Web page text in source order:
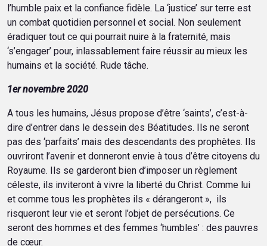
l’humble paix et la confiance fidèle. La ‘justice’ sur terre est
un combat quotidien personnel et social. Non seulement
éradiquer tout ce qui pourrait nuire à la fraternité, mais
‘s’engager’ pour, inlassablement faire réussir au mieux les
humains et la société. Rude tâche.
1er novembre 2020
A tous les humains, Jésus propose d’être ‘saints’, c’est-à-
dire d’entrer dans le dessein des Béatitudes. Ils ne seront
pas des ‘parfaits’ mais des descendants des prophètes. Ils
ouvriront l’avenir et donneront envie à tous d’être citoyens du
Royaume. Ils se garderont bien d’imposer un règlement
céleste, ils inviteront à vivre la liberté du Christ. Comme lui
et comme tous les prophètes ils « dérangeront », ils
risqueront leur vie et seront l’objet de persécutions. Ce
seront des hommes et des femmes ‘humbles’ : des pauvres
de cœur.